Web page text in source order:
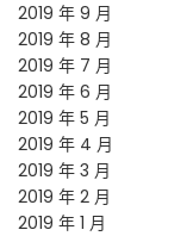
2019 年 9 月
2019 年 8 月
2019 年 7 月
2019 年 6 月
2019 年 5 月
2019 年 4 月
2019 年 3 月
2019 年 2 月
2019 年 1 月